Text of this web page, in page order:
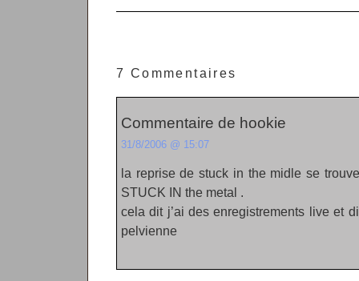
7 Commentaires
Commentaire de hookie
31/8/2006 @ 15:07
la reprise de stuck in the midle se
STUCK IN the metal .
cela dit j’ai des enregistrements live et
pelvienne